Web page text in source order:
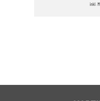
inkl.